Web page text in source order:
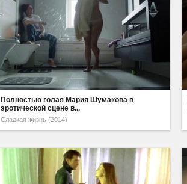
Полностью голая Мария Шумакова в
эротической сцене в...
Сладкая жизнь (2014)